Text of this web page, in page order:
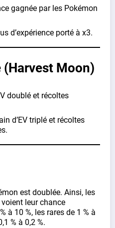
gagnée par les Pokémon
d’expérience porté à x3.
(Harvest Moon)
doublé et récoltes
d’EV triplé et récoltes
est doublée. Ainsi, les
leur chance
à 10 %, les rares de 1 % à
% à 0,2 %.